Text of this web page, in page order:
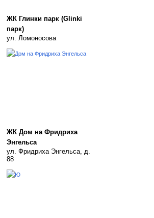
ЖК Глинки парк (Glinki
парк)
ул. Ломоносова
ЖК Дом на Фридриха
Энгельса
ул. Фридриха Энгельса, д.
88